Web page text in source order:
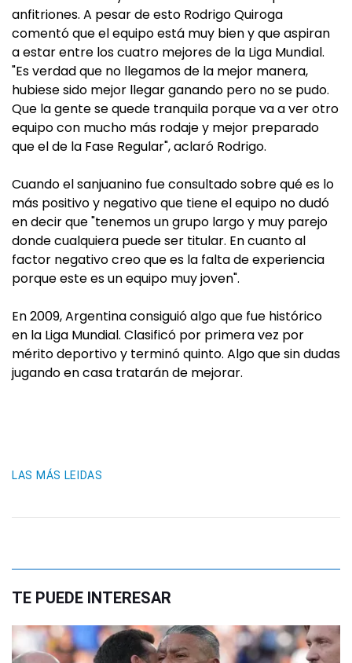
anfitriones. A pesar de esto Rodrigo Quiroga
comentó que el equipo está muy bien y que aspiran
a estar entre los cuatro mejores de la Liga Mundial.
"Es verdad que no llegamos de la mejor manera,
hubiese sido mejor llegar ganando pero no se pudo.
Que la gente se quede tranquila porque va a ver otro
equipo con mucho más rodaje y mejor preparado
que el de la Fase Regular", aclaró Rodrigo.
Cuando el sanjuanino fue consultado sobre qué es lo
más positivo y negativo que tiene el equipo no dudó
en decir que "tenemos un grupo largo y muy parejo
donde cualquiera puede ser titular. En cuanto al
factor negativo creo que es la falta de experiencia
porque este es un equipo muy joven".
En 2009, Argentina consiguió algo que fue histórico
en la Liga Mundial. Clasificó por primera vez por
mérito deportivo y terminó quinto. Algo que sin dudas
jugando en casa tratarán de mejorar.
LAS MÁS LEIDAS
TE PUEDE INTERESAR